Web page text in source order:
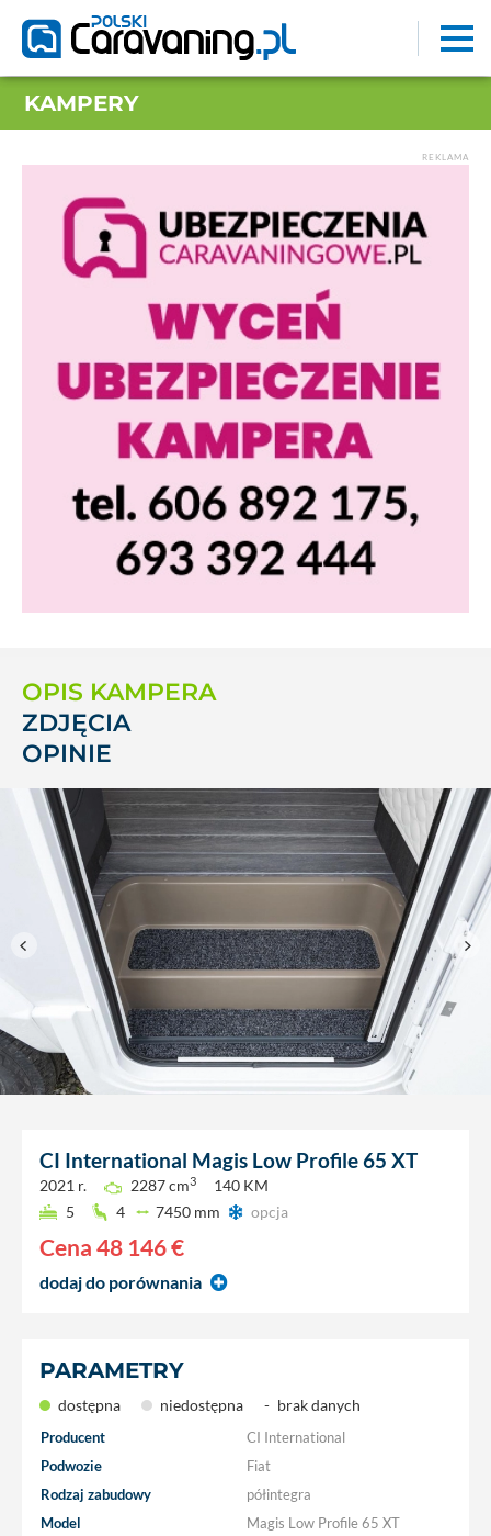
KAMPERY
REKLAMA
OPIS KAMPERA
ZDJĘCIA
OPINIE
CI International Magis Low Profile 65 XT
2021 r. 2287 cm3
140 KM
5
4 7450 mm opcja
Cena 48 146 €
dodaj do porównania
PARAMETRY
dostępna niedostępna - brak danych
Producent
CI International
Podwozie
Fiat
Rodzaj zabudowy
półintegra
Model
Magis Low Profile 65 XT